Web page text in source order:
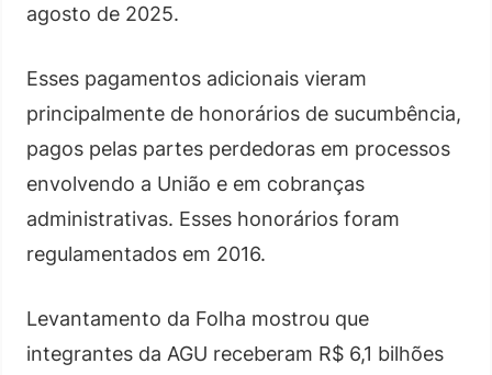
agosto de 2025.
Esses pagamentos adicionais vieram
principalmente de honorários de sucumbência,
pagos pelas partes perdedoras em processos
envolvendo a União e em cobranças
administrativas. Esses honorários foram
regulamentados em 2016.
Levantamento da Folha mostrou que
integrantes da AGU receberam R$ 6,1 bilhões